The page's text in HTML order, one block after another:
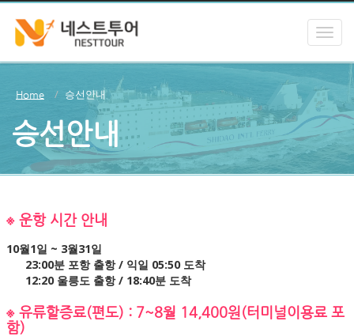
Home 승선안내
승선안내
※ 운항 시간 안내
10월1일 ~ 3월31일
23:00분 포항 출항 / 익일 05:50 도착
12:20 울릉도 출항 / 18:40분 도착
※ 유류할증료(편도) : 7~8월 14,400원(터미널이용료 포
함)